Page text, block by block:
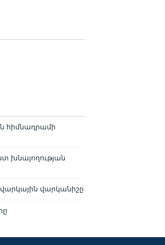
հիմնադրամի
խնայողության
վարկային վարկանիշը